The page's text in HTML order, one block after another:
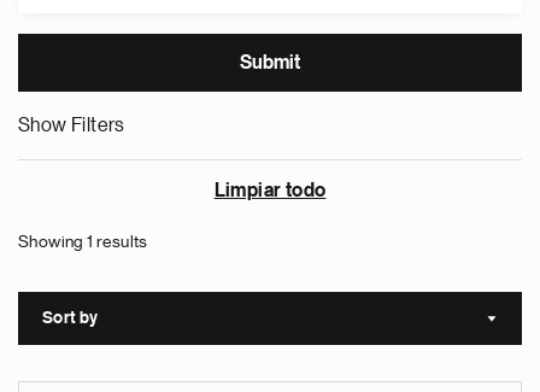
Show Filters
Limpiar todo
Showing 1 results
Sort by Sort